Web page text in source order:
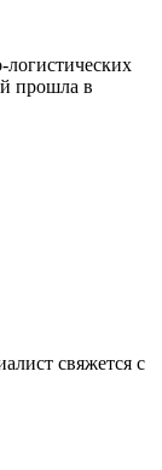
прошла в
свяжется с